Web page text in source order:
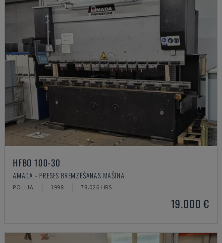
HFBO 100-30
AMADA - PRESES BREMZĒŠANAS MAŠĪNA
POLIJA 1998 78.026 HRS
19.000 €